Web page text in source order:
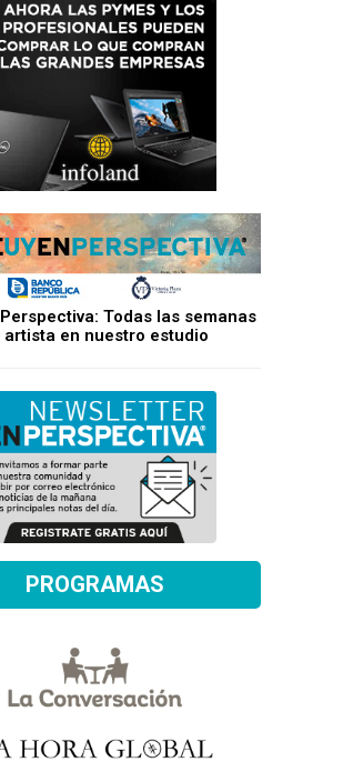
Todas las semanas
artista en nuestro estudio
PROGRAMAS